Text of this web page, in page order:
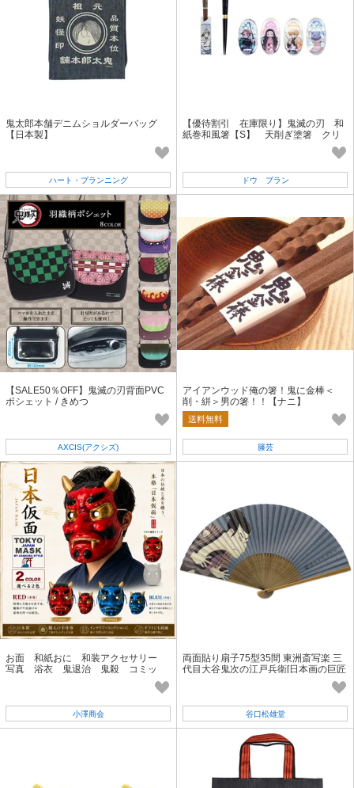
鬼太郎本舗デニムショルダーバッグ
【日本製】
ハート・プランニング
【優待割引 在庫限り】鬼滅の刃 和
紙巻和風箸【S】 天削ぎ塗箸 クリ
ドウ プラン
【SALE50％OFF】鬼滅の刃背面PVC
ポシェット / きめつ
AXCIS(アクシズ)
アイアンウッド俺の箸！鬼に金棒＜
削・絣＞男の箸！！【ナニ】
送料無料
籐芸
お面 和紙おに 和装アクセサリー
写真 浴衣 鬼退治 鬼殺 コミッ
小澤商会
両面貼り扇子75型35間 東洲斎写楽 三
代目大谷鬼次の江戸兵衛[日本画の巨匠
谷口松雄堂